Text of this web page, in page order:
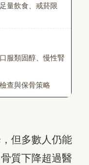
量飲食、戒菸限
服類固醇、慢性腎
查與保骨策略
但多數人仍能
質下降超過醫